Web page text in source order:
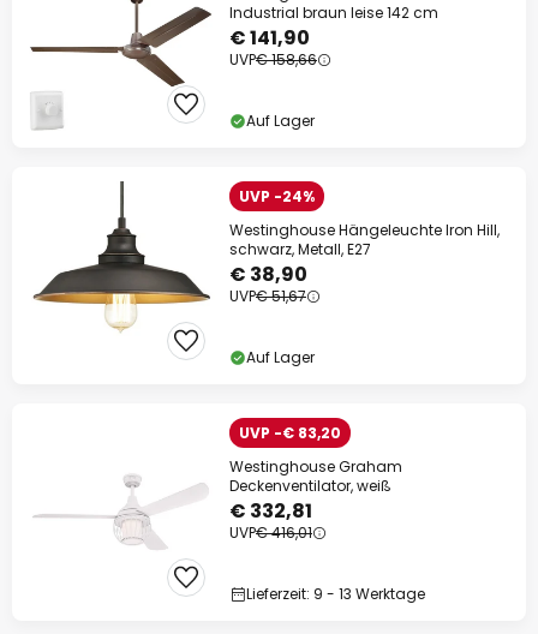
Industrial braun leise 142 cm
€ 141,90
UVP€ 158,66
Auf Lager
UVP -24%
Westinghouse Hängeleuchte Iron Hill,
schwarz, Metall, E27
€ 38,90
UVP€ 51,67
Auf Lager
UVP -€ 83,20
Westinghouse Graham
Deckenventilator, weiß
€ 332,81
UVP€ 416,01
Lieferzeit: 9 - 13 Werktage